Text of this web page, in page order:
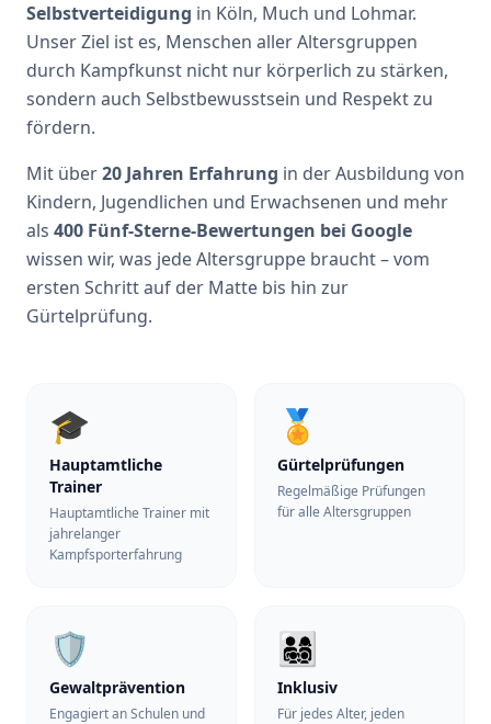
Selbstverteidigung in Köln, Much und Lohmar.
Unser Ziel ist es, Menschen aller Altersgruppen
durch Kampfkunst nicht nur körperlich zu stärken,
sondern auch Selbstbewusstsein und Respekt zu
fördern.
Mit über20 Jahren Erfahrung in der Ausbildung von
Kindern, Jugendlichen und Erwachsenen und mehr
als 400 Fünf-Sterne-Bewertungen bei Google
wissen wir, was jede Altersgruppe braucht – vom
ersten Schritt auf der Matte bis hin zur
Gürtelprüfung.
🎓
Hauptamtliche
Trainer
Hauptamtliche Trainer mit
jahrelanger
Kampfsporterfahrung
🏅
Gürtelprüfungen
Regelmäßige Prüfungen
für alle Altersgruppen
🛡️
Gewaltprävention
Engagiert an Schulen und
👨‍👩‍👧‍👦
Inklusiv
Für jedes Alter, jeden